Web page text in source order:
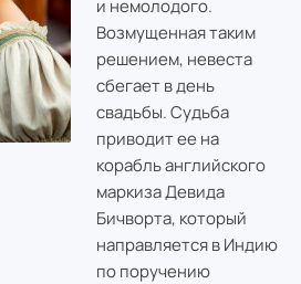
и немолодого.
Возмущенная таким
решением, невеста
сбегает в день
свадьбы. Судьба
приводит ее на
корабль английского
маркиза Девида
Бичворта, который
направляется в Индию
по поручению